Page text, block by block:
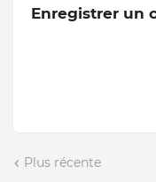
Enregistrer un
Plus récente